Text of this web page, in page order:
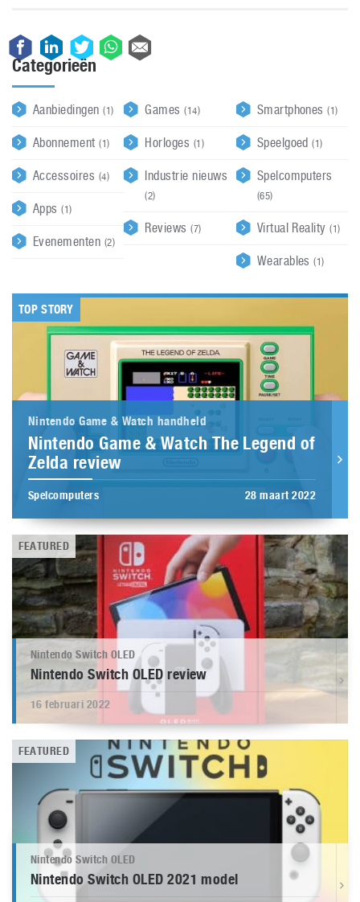
Categorieën
Aanbiedingen(1)
Abonnement(1)
Accessoires (4)
Apps(1)
Evenementen (2)
Games(14)
Horloges (1)
Industrie nieuws
(2)
Reviews(7)
Smartphones(1)
Speelgoed(1)
Spelcomputers
(65)
Virtual Reality(1)
Wearables(1)
TOP STORY
Nintendo Game & Watch handheld
Nintendo Game & Watch The Legend of
Zelda review
Spelcomputers 28 maart 2022
FEATURED
Nintendo Switch OLED
Nintendo Switch OLED review
16 februari 2022
FEATURED
Nintendo Switch OLED
Nintendo Switch OLED 2021 model